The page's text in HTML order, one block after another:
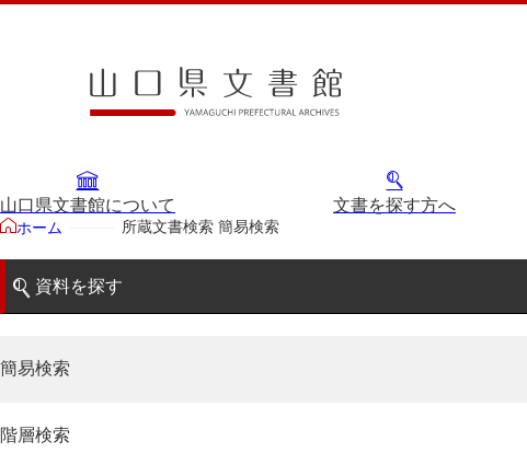
山口県文書館について 文書を探す方へ
ホーム 所蔵文書検索 簡易検索
資料を探す
簡易検索
階層検索